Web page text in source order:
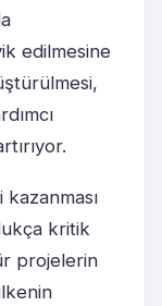
edilmesine
kritik
projelerin